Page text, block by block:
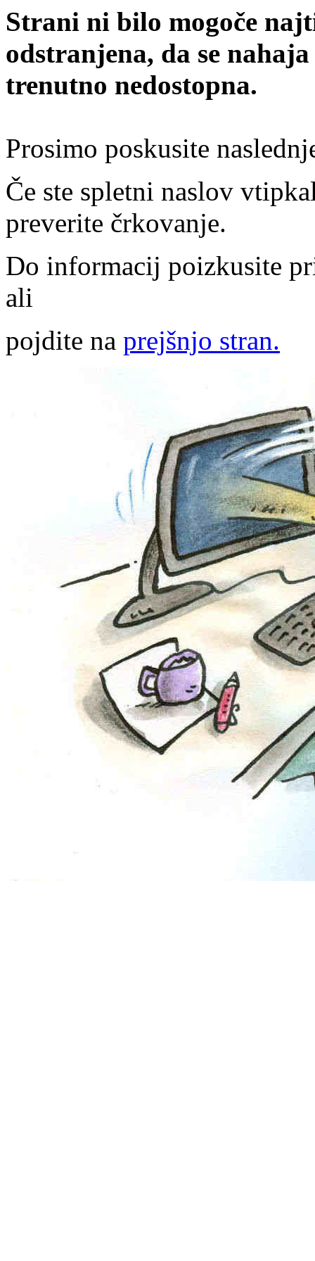
Strani ni bilo mogoče
odstranjena, da se
trenutno nedostopna.
Prosimo poskusite
Če ste spletni naslov
preverite črkovanje.
Do informacij poizkusite
ali
pojdite na prejšnjo stran.